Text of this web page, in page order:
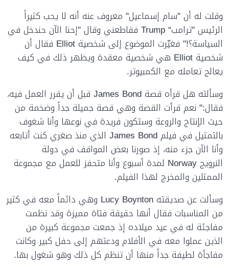
وقلت له أن "سام إسماعيل" معروف عنه أنه لا يحب كثيراً
الرئيس "ترامب“
Trump فقاطعني وقال "إحنا الآن حندخل في
السياسة؟!" فغيّرت الموضوع إلى شخصيةElliot فقال أن
شخصيةElliot هي شخصية معقدة ويظهر ذلك في كيف
يعالج تعامله مع الكمبيوتر.
وسألته هل قرأه قصةJames Bond قبل أن يقرر العمل فيه،
فقال:" نعم قرأت القصة وهي قصة جميلة جداً وضخمة من
حيث الإنتاج والروعة وستكون فريدة في نوعها وأنا شغوف
بالتمثيل في فيلمJames Bond الذي منذ صغري كنت أتابعه
وأنا الآن جزء منه، إذ صورنا بعض المواقف في دولة
النرويج Norway لمدة أسبوع وأنا متحفز للعمل مع مجموعة
الممثلين والمخرج لهذا الفيلم.
وسألت عن صديقتهLucy Boynton وهي دائماً معه في كثير
من المناسبات فقال أنها حقيقة فتاة مميزة وقد نظمت
مفاجئة له في عيد ميلاده إذ جمعت مجموعة كبيرة من
الذين عملوا معه في الأفلام ودعتهم إلى حفل كبير وكانت
مفاجأة لطيفة جداً منها أن تنظم كل ذلك وهو شغول بها.